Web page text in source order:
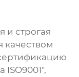
и строгая
качеством